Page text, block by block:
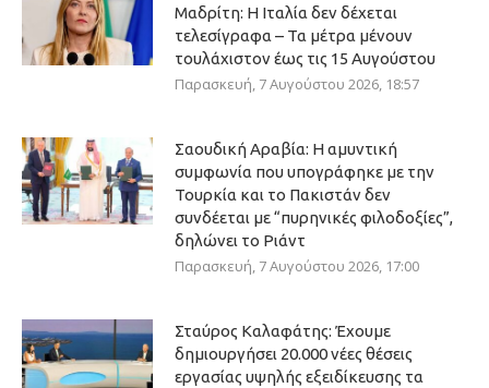
Μαδρίτη: Η Ιταλία δεν δέχεται
τελεσίγραφα – Τα μέτρα μένουν
τουλάχιστον έως τις 15 Αυγούστου
Παρασκευή, 7 Αυγούστου 2026, 18:57
Σαουδική Αραβία: Η αμυντική
συμφωνία που υπογράφηκε με την
Τουρκία και το Πακιστάν δεν
συνδέεται με “πυρηνικές φιλοδοξίες”,
δηλώνει το Ριάντ
Παρασκευή, 7 Αυγούστου 2026, 17:00
Σταύρος Καλαφάτης: Έχουμε
δημιουργήσει 20.000 νέες θέσεις
εργασίας υψηλής εξειδίκευσης τα